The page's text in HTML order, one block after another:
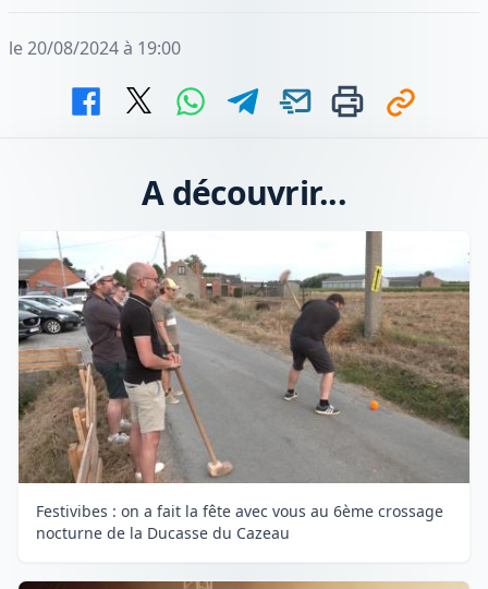
le 20/08/2024 à 19:00
A découvrir...
Festivibes : on a fait la fête avec vous au 6ème crossage
nocturne de la Ducasse du Cazeau